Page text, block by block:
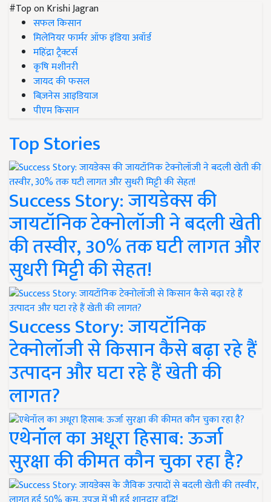
#Top on Krishi Jagran
सफल किसान
मिलेनियर फार्मर ऑफ इंडिया अवॉर्ड
महिंद्रा ट्रैक्टर्स
कृषि मशीनरी
जायद की फसल
बिज़नेस आइडियाज
पीएम किसान
Top Stories
Success Story: जायडेक्स की
जायटॉनिक टेक्नोलॉजी ने बदली खेती
की तस्वीर, 30% तक घटी लागत और
सुधरी मिट्टी की सेहत!
Success Story: जायटॉनिक
टेक्नोलॉजी से किसान कैसे बढ़ा रहे हैं
उत्पादन और घटा रहे हैं खेती की
लागत?
एथेनॉल का अधूरा हिसाब: ऊर्जा
सुरक्षा की कीमत कौन चुका रहा है?